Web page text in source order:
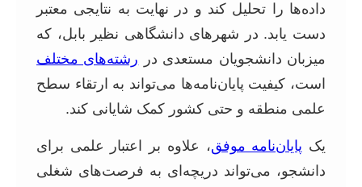
داده‌ها را تحلیل کند و در نهایت به نتایجی معتبر
دست یابد. در شهرهای دانشگاهی نظیر بابل، که
میزبان دانشجویان مستعدی در رشته‌های مختلف
است، کیفیت پایان‌نامه‌ها می‌تواند به ارتقاء سطح
علمی منطقه و حتی کشور کمک شایانی کند.
یک پایان‌نامه موفق، علاوه بر اعتبار علمی برای
دانشجو، می‌تواند دریچه‌ای به فرصت‌های شغلی